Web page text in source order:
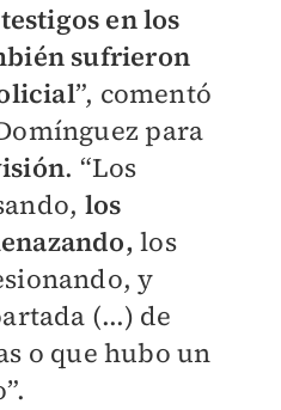
en los
sufrieron
”, comentó
para
. “Los
los
los
y
(...) de
o que hubo un